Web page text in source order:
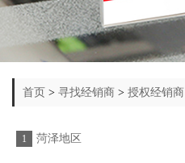
首页 > 寻找经销商 > 授权经销商
1 菏泽地区